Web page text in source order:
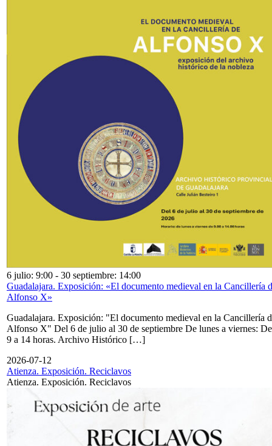
6 julio: 9:00 - 30 septiembre: 14:00
Guadalajara. Exposición: «El documento medieval en la Cancillería
Alfonso X»
Guadalajara. Exposición: "El documento medieval en la Cancillería
Alfonso X" Del 6 de julio al 30 de septiembre De lunes a viernes: De
9 a 14 horas. Archivo Histórico […]
2026-07-12
Atienza. Exposición. Reciclavos
Atienza. Exposición. Reciclavos